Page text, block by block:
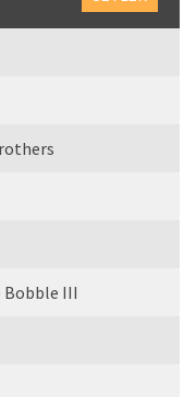
Bobble III